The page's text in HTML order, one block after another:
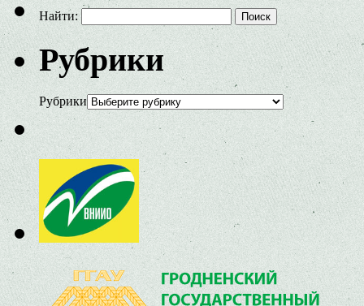
Найти:
Рубрики
Рубрики